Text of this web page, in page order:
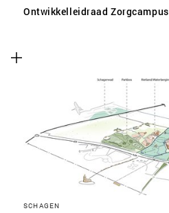
Ontwikkelleidraad Zorgcampus
SCHAGEN